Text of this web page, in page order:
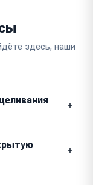
здесь, наши
которое